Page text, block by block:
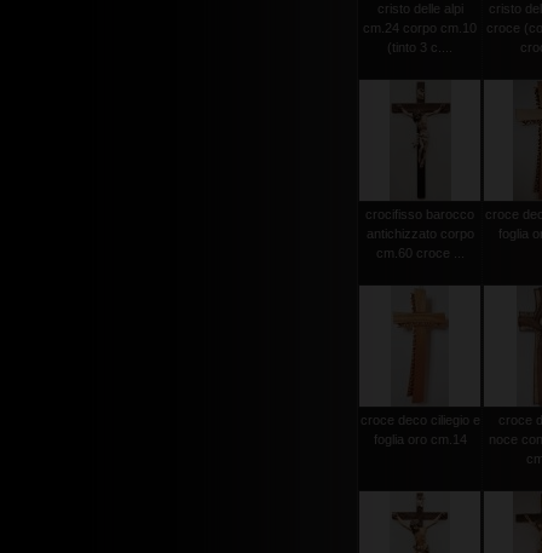
cristo delle alpi
cm.24 corpo cm.10
(tinto 3 c....
cristo
croce
crocifisso barocco
antichizzato corpo
cm.60 croce ...
croce
foglia
croce deco ciliegio e
foglia oro cm.14
croce
noce